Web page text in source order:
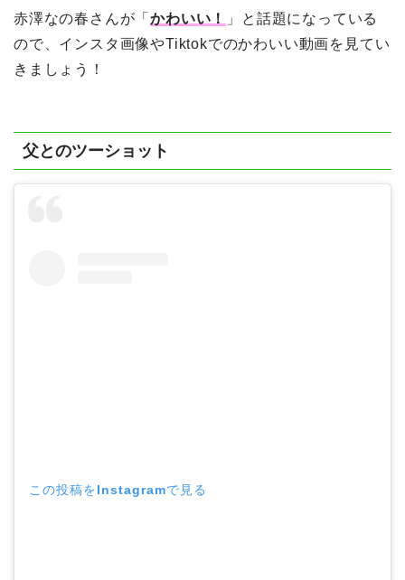
赤澤なの春さんが「かわいい！
」と話題になっている
ので、インスタ画像やTiktokでのかわいい動画を見てい
きましょう！
父とのツーショット
この投稿をInstagramで見る